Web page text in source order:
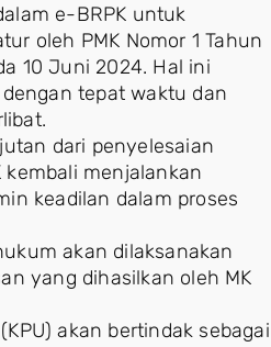
e-BRPK untuk
oleh PMK Nomor 1 Tahun
10 Juni 2024. Hal ini
tepat waktu dan
dari penyelesaian
kembali menjalankan
keadilan dalam proses
akan dilaksanakan
yang dihasilkan oleh MK
akan bertindak sebagai